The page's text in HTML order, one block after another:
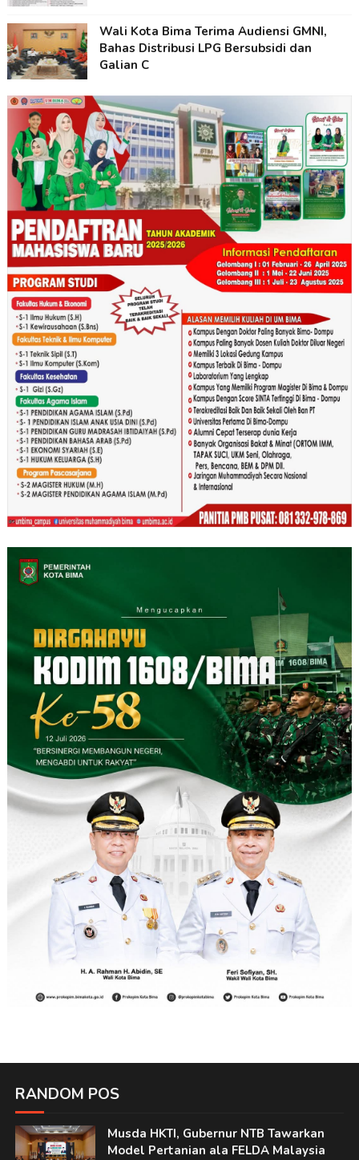
Wali Kota Bima Terima Audiensi GMNI,
Bahas Distribusi LPG Bersubsidi dan
Galian C
RANDOM POS
Musda HKTI, Gubernur NTB Tawarkan
Model Pertanian ala FELDA Malaysia